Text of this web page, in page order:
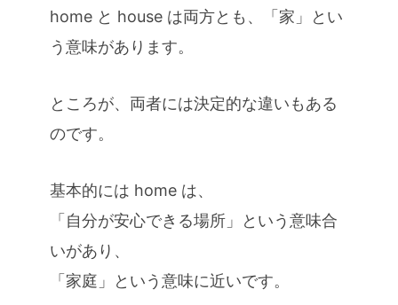
home と house は両方とも、「家」とい
う意味があります。
ところが、両者には決定的な違いもある
のです。
基本的には home は、
「自分が安心できる場所」という意味合
いがあり、
「家庭」という意味に近いです。